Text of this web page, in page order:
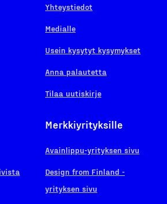
Yhteystiedot
Medialle
Usein kysytyt kysymykset
Anna palautetta
Tilaa uutiskirje
Merkkiyrityksille
Avainlippu-yrityksen sivu
Design from Finland -
yrityksen sivu